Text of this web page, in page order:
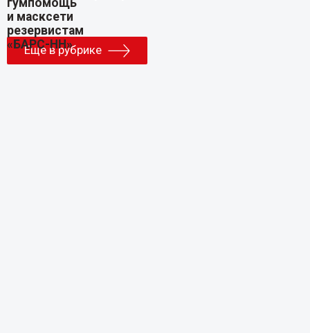
Еще в рубрике